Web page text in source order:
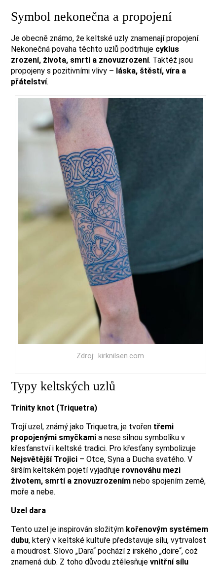
Symbol nekonečna a propojení
Je obecně známo, že keltské uzly znamenají propojení.
Nekonečná povaha těchto uzlů podtrhuje cyklus
zrození, života, smrti a znovuzrození. Taktéž jsou
propojeny s pozitivními vlivy – láska, štěstí, víra a
přátelství.
Zdroj: .kirknilsen.com
Typy keltských uzlů
Trinity knot (Triquetra)
Trojí uzel, známý jako Triquetra, je tvořen třemi
propojenými smyčkami a nese silnou symboliku v
křesťanství i keltské tradici. Pro křesťany symbolizuje
Nejsvětější Trojici – Otce, Syna a Ducha svatého. V
širším keltském pojetí vyjadřuje rovnováhu mezi
životem, smrtí a znovuzrozením nebo spojením země,
moře a nebe.
Uzel dara
Tento uzel je inspirován složitým kořenovým systémem
dubu, který v keltské kultuře představuje sílu, vytrvalost
a moudrost. Slovo „Dara“ pochází z irského „doire“, což
znamená dub. Z toho důvodu ztělesňujevnitřní sílu